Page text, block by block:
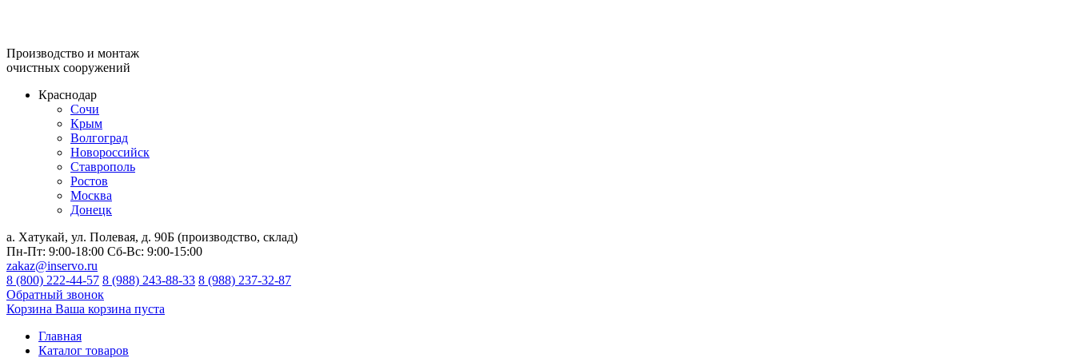
Производство и монтаж
очистных сооружений
Краснодар
Сочи
Крым
Волгоград
Новороссийск
Ставрополь
Ростов
Москва
Донецк
а. Хатукай, ул. Полевая, д. 90Б (производство, склад)
Пн-Пт: 9:00-18:00 Сб-Вс: 9:00-15:00
zakaz@inservo.ru
8 (800) 222-44-57 8 (988) 243-88-33 8 (988) 237-32-87
Обратный звонок
Корзина Ваша корзина пуста
Главная
Каталог товаров